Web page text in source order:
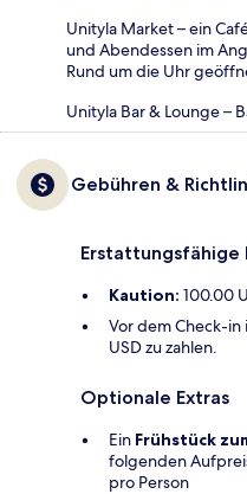
Unityla Market – ein
und Abendessen im
Rund um die Uhr
Unityla Bar & Lounge –
Gebühren &
Erstattungsfähige
Kaution: 100.00
Vor dem Check-in
USD zu zahlen.
Optionale Extras
Ein Frühstück
folgenden
pro Person